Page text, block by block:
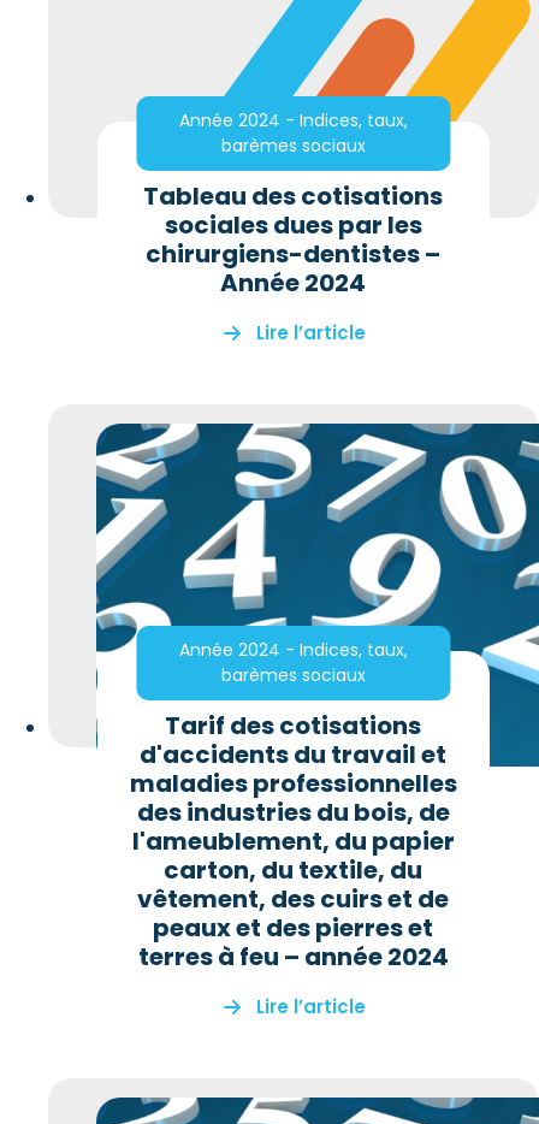
Année 2024 - Indices, taux,
barèmes sociaux
Tableau des cotisations
sociales dues par les
chirurgiens-dentistes –
Année 2024
Lire l’article
Année 2024 - Indices, taux,
barèmes sociaux
Tarif des cotisations
d'accidents du travail et
maladies professionnelles
des industries du bois, de
l'ameublement, du papier
carton, du textile, du
vêtement, des cuirs et de
peaux et des pierres et
terres à feu – année 2024
Lire l’article